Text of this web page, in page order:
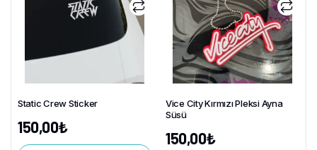
Static Crew Sticker
150,00₺
Vice City Kırmızı Pleksi Ayna
Süsü
150,00₺